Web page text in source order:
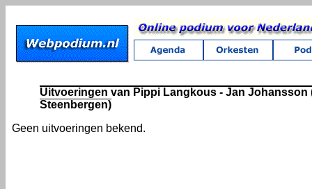
Uitvoeringen van Pippi Langkous - Jan Johansson
Steenbergen)
Geen uitvoeringen bekend.